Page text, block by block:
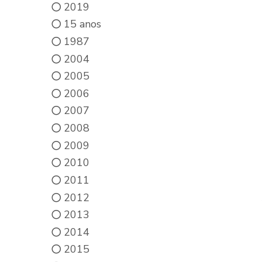
2019
15 anos
1987
2004
2005
2006
2007
2008
2009
2010
2011
2012
2013
2014
2015